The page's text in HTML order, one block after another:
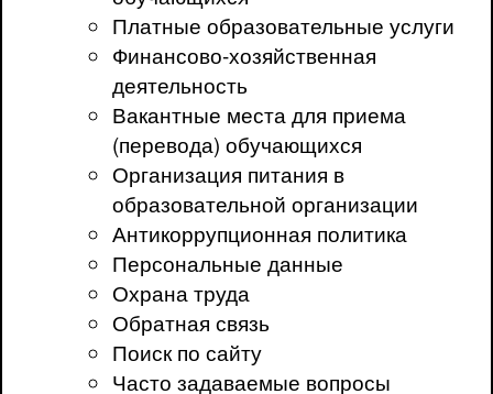
Платные образовательные услуги
Финансово-хозяйственная
деятельность
Вакантные места для приема
(перевода) обучающихся
Организация питания в
образовательной организации
Антикоррупционная политика
Персональные данные
Охрана труда
Обратная связь
Поиск по сайту
Часто задаваемые вопросы